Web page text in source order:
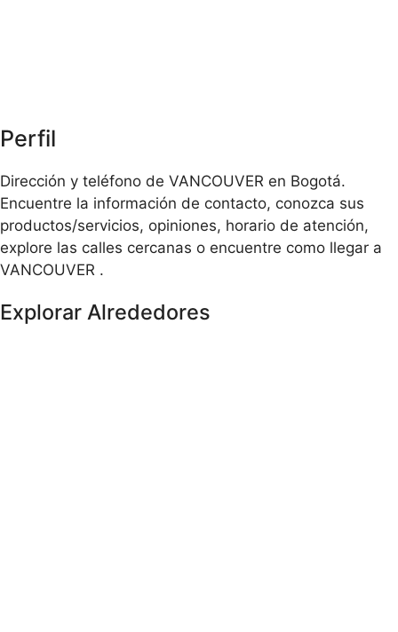
Perfil
Dirección y teléfono de VANCOUVER en Bogotá.
Encuentre la información de contacto, conozca sus
productos/servicios, opiniones, horario de atención,
explore las calles cercanas o encuentre como llegar a
VANCOUVER .
Explorar Alrededores